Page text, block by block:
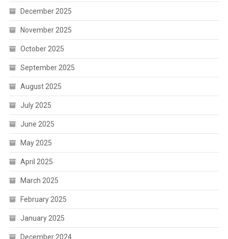
December 2025
November 2025
October 2025
September 2025
August 2025
July 2025
June 2025
May 2025
April 2025
March 2025
February 2025
January 2025
December 2024